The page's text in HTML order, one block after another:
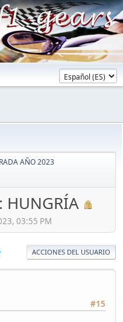
AÑO 2023
HUNGRÍA
03:55 PM
ACCIONES DEL USUARIO
#15